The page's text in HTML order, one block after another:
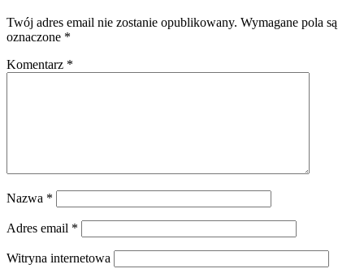
Twój adres email nie zostanie opublikowany. Wymagane pola są
oznaczone *
Komentarz *
Nazwa *
Adres email *
Witryna internetowa